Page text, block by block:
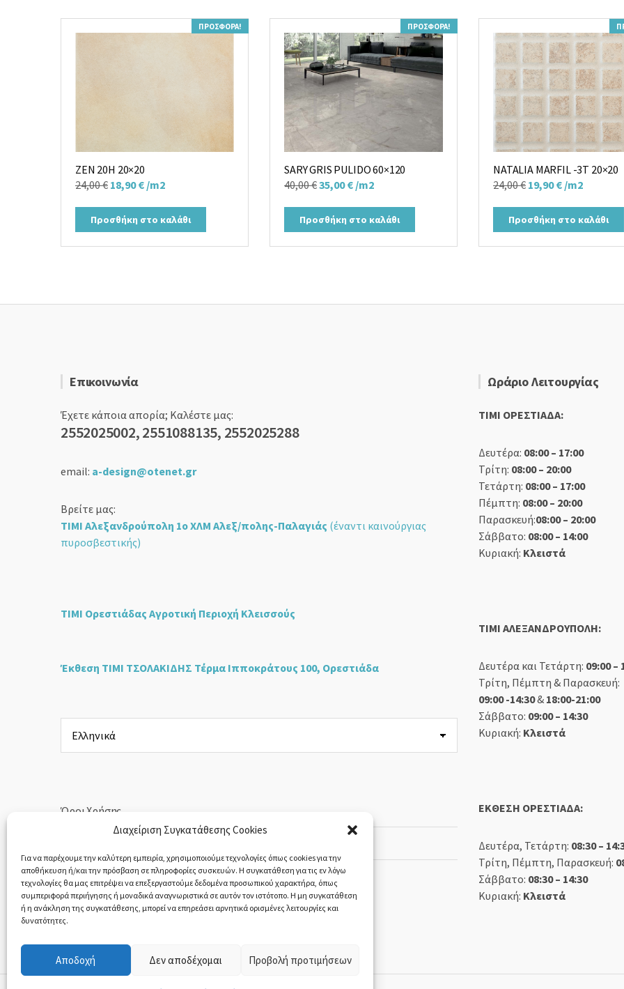
Διαχείριση Συγκατάθεσης Cookies
Για να παρέχουμε την καλύτερη εμπειρία, χρησιμοποιούμε τεχνολογίες όπως cookies για την
αποθήκευση ή/και την πρόσβαση σε πληροφορίες συσκευών. Η συγκατάθεση για τις εν λόγω
τεχνολογίες θα μας επιτρέψει να επεξεργαστούμε δεδομένα προσωπικού χαρακτήρα, όπως
συμπεριφορά περιήγησης ή μοναδικά αναγνωριστικά σε αυτόν τον ιστότοπο. Η μη συγκατάθεση
ή η ανάκληση της συγκατάθεσης, μπορεί να επηρεάσει αρνητικά ορισμένες λειτουργίες και
δυνατότητες.
Αποδοχή Δεν αποδέχομαι Προβολή προτιμήσεων
ΠΡΟΣΦΟΡΆ!
ZEN 20H 20×20
24,00€ Original
was:
24,00 €.
18,90€Η
τιμή
είναι:
18,90 €.
/m2
Προσθήκη στο καλάθι
ΠΡΟΣΦΟΡΆ!
SARY GRIS PULIDO 60×120
40,00€Original
was:
40,00 €.
35,00€Η
τιμή
είναι:
35,00 €.
/m2
Προσθήκη στο καλάθι
NATALIA MARFIL -3T 20×20
24,00€ Original
was:
24,00 €.
19,90€Η
τιμή
είναι:
19,90 €.
/m2
Προσθήκη στο καλάθι
Επικοινωνία
Έχετε κάποια απορία; Καλέστε μας:
2552025002, 2551088135, 2552025288
email: a-design@otenet.gr
Βρείτε μας:
ΤΙΜΙ Αλεξανδρούπολη 1ο ΧΛΜ Αλεξ/πολης-Παλαγιάς (έναντι καινούργιας
πυροσβεστικής)
ΤΙΜΙ Ορεστιάδας Αγροτική Περιοχή Κλεισσούς
Έκθεση ΤΙΜΙ ΤΣΟΛΑΚΙΔΗΣ Τέρμα Ιπποκράτους 100, Ορεστιάδα
μια
γλώσσα
Όροι Χρήσης
Υπαναχώρηση & Επιστροφές Προϊόντων
Ωράριο Λειτουργίας
TIMI ΟΡΕΣΤΙΑΔΑ:
Δευτέρα: 08:00 – 17:00
Τρίτη: 08:00 – 20:00
Τετάρτη: 08:00 – 17:00
Πέμπτη: 08:00 – 20:00
Παρασκευή:08:00 – 20:00
Σάββατο: 08:00 – 14:00
Κυριακή: Κλειστά
TIMI ΑΛΕΞΑΝΔΡΟΥΠΟΛΗ:
Δευτέρα και Τετάρτη: 09:00 –
Τρίτη, Πέμπτη & Παρασκευή:
09:00 -14:30& 18:00-21:00
Σάββατο: 09:00 – 14:30
Κυριακή: Κλειστά
ΕΚΘΕΣΗ ΟΡΕΣΤΙΑΔΑ:
Δευτέρα, Τετάρτη: 08:30 –
Τρίτη, Πέμπτη, Παρασκευή:
Σάββατο: 08:30 – 14:30
Κυριακή: Κλειστά